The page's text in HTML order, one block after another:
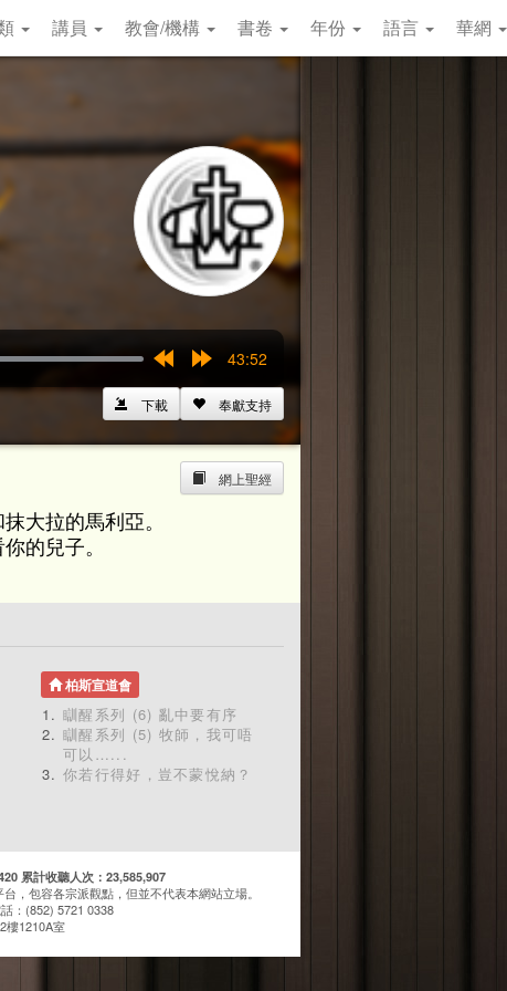
講員 教會/機構 書卷 年份 語言 華網
15s
15s
43:52
奉獻支持
下載
網上聖經
大拉的馬利亞。
的兒子。
柏斯宣道會
瞓醒系列 (6) 亂中要有序
瞓醒系列 (5) 牧師，我可唔
可以…...
你若行得好，豈不蒙悅納？
累計收聽人次：23,585,907
，包容各宗派觀點，但並不代表本網站立場。
：(852) 5721 0338
樓1210A室